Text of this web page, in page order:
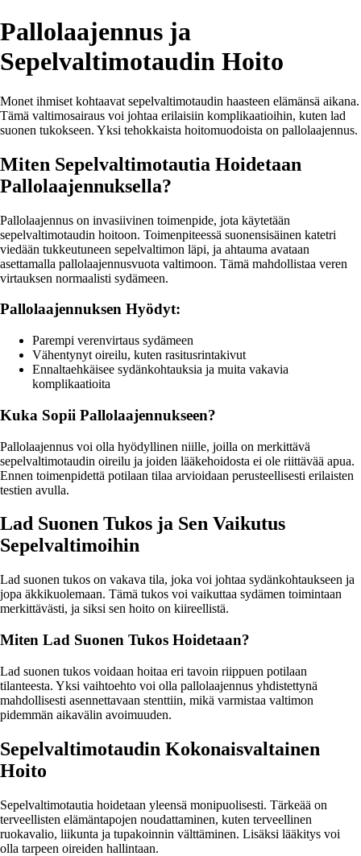
Pallolaajennus ja
Sepelvaltimotaudin Hoito
Monet ihmiset kohtaavat sepelvaltimotaudin haasteen elämänsä aikana.
Tämä valtimosairaus voi johtaa erilaisiin komplikaatioihin, kuten lad
suonen tukokseen. Yksi tehokkaista hoitomuodoista on pallolaajennus.
Miten Sepelvaltimotautia Hoidetaan
Pallolaajennuksella?
Pallolaajennus on invasiivinen toimenpide, jota käytetään
sepelvaltimotaudin hoitoon. Toimenpiteessä suonensisäinen katetri
viedään tukkeutuneen sepelvaltimon läpi, ja ahtauma avataan
asettamalla pallolaajennusvuota valtimoon. Tämä mahdollistaa veren
virtauksen normaalisti sydämeen.
Pallolaajennuksen Hyödyt:
Parempi verenvirtaus sydämeen
Vähentynyt oireilu, kuten rasitusrintakivut
Ennaltaehkäisee sydänkohtauksia ja muita vakavia
komplikaatioita
Kuka Sopii Pallolaajennukseen?
Pallolaajennus voi olla hyödyllinen niille, joilla on merkittävä
sepelvaltimotaudin oireilu ja joiden lääkehoidosta ei ole riittävää apua.
Ennen toimenpidettä potilaan tilaa arvioidaan perusteellisesti erilaisten
testien avulla.
Lad Suonen Tukos ja Sen Vaikutus
Sepelvaltimoihin
Lad suonen tukos on vakava tila, joka voi johtaa sydänkohtaukseen ja
jopa äkkikuolemaan. Tämä tukos voi vaikuttaa sydämen toimintaan
merkittävästi, ja siksi sen hoito on kiireellistä.
Miten Lad Suonen Tukos Hoidetaan?
Lad suonen tukos voidaan hoitaa eri tavoin riippuen potilaan
tilanteesta. Yksi vaihtoehto voi olla pallolaajennus yhdistettynä
mahdollisesti asennettavaan stenttiin, mikä varmistaa valtimon
pidemmän aikavälin avoimuuden.
Sepelvaltimotaudin Kokonaisvaltainen
Hoito
Sepelvaltimotautia hoidetaan yleensä monipuolisesti. Tärkeää on
terveellisten elämäntapojen noudattaminen, kuten terveellinen
ruokavalio, liikunta ja tupakoinnin välttäminen. Lisäksi lääkitys voi
olla tarpeen oireiden hallintaan.